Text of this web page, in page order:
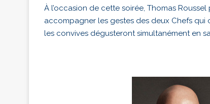
À l’occasion de cette soirée, Thomas Roussel
accompagner les gestes des deux Chefs qui
les convives dégusteront simultanément en